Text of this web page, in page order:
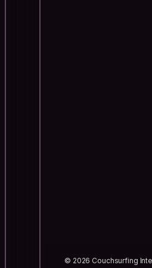
© 2026 Couchsurfing